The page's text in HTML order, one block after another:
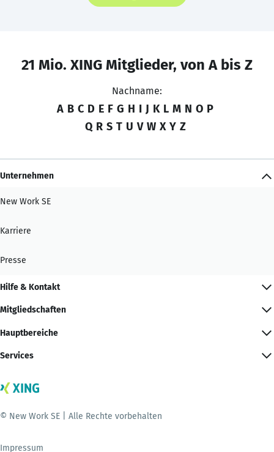
21 Mio. XING Mitglieder, von A bis Z
Nachname:
A B C D E F G H I J K L M N O P
Q R S T U V W X Y Z
Unternehmen
New Work SE
Karriere
Presse
Hilfe & Kontakt
Mitgliedschaften
Hauptbereiche
Services
© New Work SE | Alle Rechte vorbehalten
Impressum